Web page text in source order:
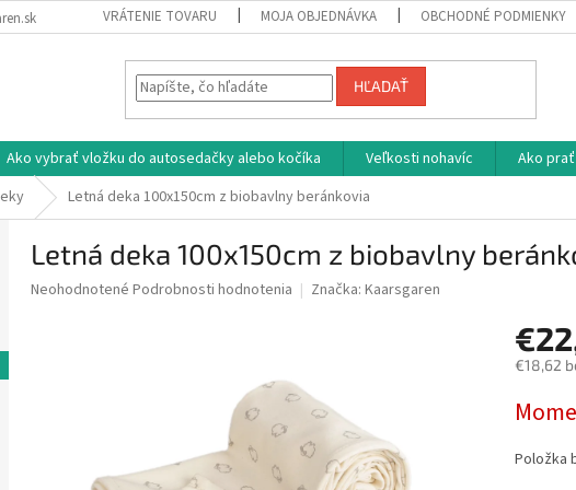
VRÁTENIE TOVARU MOJA OBJEDNÁVKA OBCHODNÉ PODMIENKY
HĽADAŤ
Ako vybrať vložku do autosedačky alebo kočíka Veľkosti nohavíc Ako
Letná deka 100x150cm z biobavlny beránkovia
Letná deka 100x150cm z biobavlny
Priemerné
Neohodnotené Podrobnosti hodnotenia Značka: Kaarsgaren
€18,62
cena:
Položka